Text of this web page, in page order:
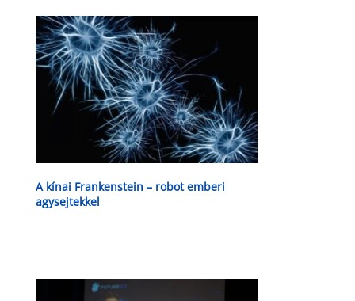
A kínai Frankenstein – robot emberi
agysejtekkel